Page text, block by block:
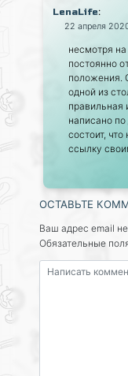
LenaLife:
22 апреля
несмотря на
постоянно
положения.
одной из
правильная
написано по
состоит,
ссылку
ОСТАВЬТЕ
Ваш адрес email
Обязательные